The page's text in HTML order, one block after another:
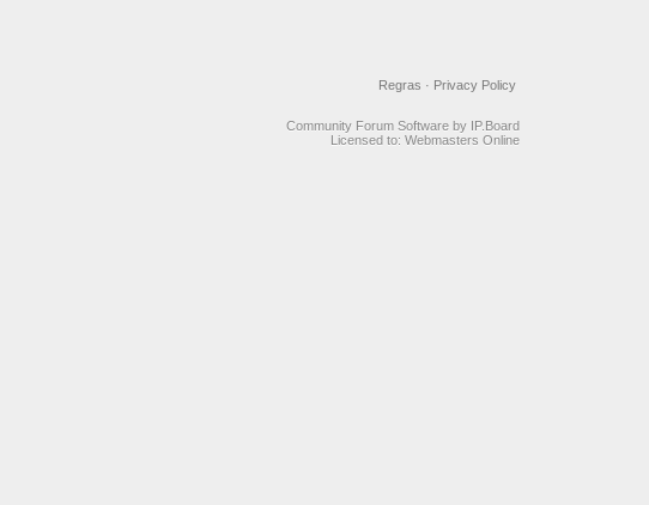
Privacy Policy
Regras ·
Community Forum Software by IP.Board
Licensed to: Webmasters Online